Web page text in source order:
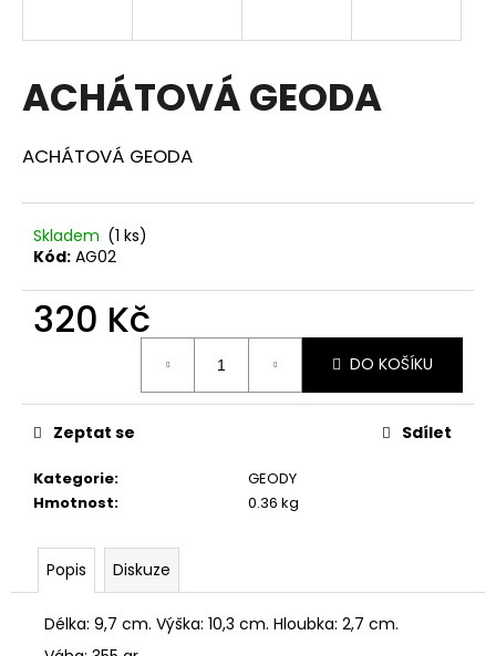
ACHÁTOVÁ GEODA
ACHÁTOVÁ GEODA
Skladem (1 ks)
Kód: AG02
320 Kč
DO KOŠÍKU
Kategorie:
GEODY
Hmotnost: 0.36 kg
Zeptat se Sdílet
Popis Diskuze
Délka: 9,7 cm. Výška: 10,3 cm. Hloubka: 2,7 cm.
í
t
?
p
o
u
č
m